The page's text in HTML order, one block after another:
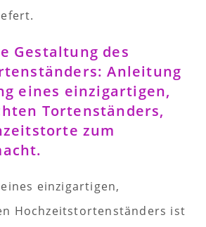
Gestaltung des
Anleitung
eines einzigartigen,
Tortenständers,
zum
einzigartigen,
Hochzeitstortenständers ist